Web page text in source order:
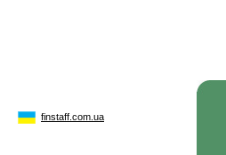
finstaff.com.ua